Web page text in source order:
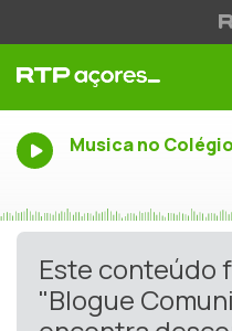
Musica no Colégio
Este conteúdo
"Blogue